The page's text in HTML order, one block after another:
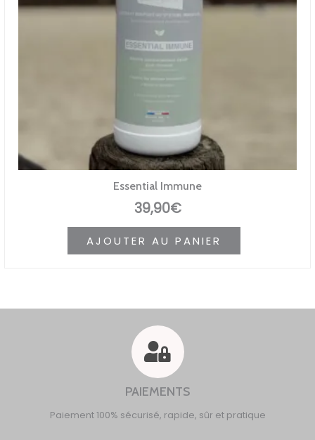
Essential Immune
39,90€
AJOUTER AU PANIER
PAIEMENTS
Paiement 100% sécurisé, rapide, sûr et pratique